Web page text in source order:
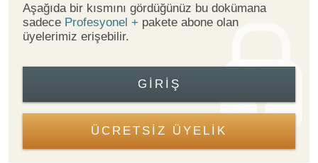
Aşağıda bir kısmını gördüğünüz bu dokümana
sadece Profesyonel + pakete abone olan
üyelerimiz erişebilir.
GIRIŞ
ÜCRETSİZ ÜYELİK